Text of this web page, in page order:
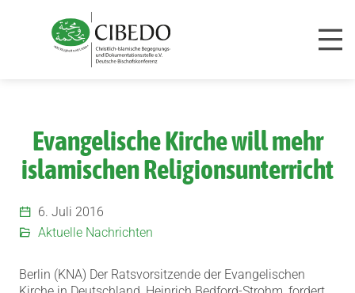
Evangelische Kirche will mehr
islamischen Religionsunterricht
6. Juli 2016
Aktuelle Nachrichten
Berlin (KNA) Der Ratsvorsitzende der Evangelischen